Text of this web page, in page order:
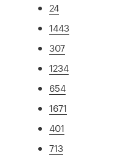
24
1443
307
1234
654
1671
401
713